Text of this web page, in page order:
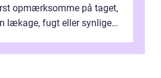
opmærksomme på taget,
lækage, fugt eller synlige